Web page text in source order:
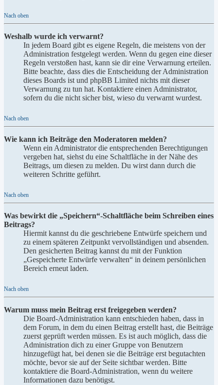
Nach oben
Weshalb wurde ich verwarnt?
In jedem Board gibt es eigene Regeln, die meistens von der
Administration festgelegt werden. Wenn du gegen eine dieser
Regeln verstoßen hast, kann sie dir eine Verwarnung erteilen.
Bitte beachte, dass dies die Entscheidung der Administration
dieses Boards ist und phpBB Limited nichts mit dieser
Verwarnung zu tun hat. Kontaktiere einen Administrator,
sofern du die nicht sicher bist, wieso du verwarnt wurdest.
Nach oben
Wie kann ich Beiträge den Moderatoren melden?
Wenn ein Administrator die entsprechenden Berechtigungen
vergeben hat, siehst du eine Schaltfläche in der Nähe des
Beitrags, um diesen zu melden. Du wirst dann durch die
weiteren Schritte geführt.
Nach oben
Was bewirkt die „Speichern“-Schaltfläche beim Schreiben eines
Beitrags?
Hiermit kannst du die geschriebene Entwürfe speichern und
zu einem späteren Zeitpunkt vervollständigen und absenden.
Den gesicherten Beitrag kannst du mit der Funktion
„Gespeicherte Entwürfe verwalten“ in deinem persönlichen
Bereich erneut laden.
Nach oben
Warum muss mein Beitrag erst freigegeben werden?
Die Board-Administration kann entschieden haben, dass in
dem Forum, in dem du einen Beitrag erstellt hast, die Beiträge
zuerst geprüft werden müssen. Es ist auch möglich, dass die
Administration dich zu einer Gruppe von Benutzern
hinzugefügt hat, bei denen sie die Beiträge erst begutachten
möchte, bevor sie auf der Seite sichtbar werden. Bitte
kontaktiere die Board-Administration, wenn du weitere
Informationen dazu benötigst.